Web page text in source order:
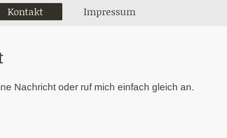
Kontakt Impressum
Nachricht oder ruf mich einfach gleich an.